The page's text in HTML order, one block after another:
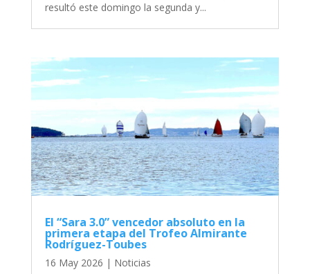
resultó este domingo la segunda y...
El “Sara 3.0” vencedor absoluto en la
primera etapa del Trofeo Almirante
Rodríguez-Toubes
16 May 2026 | Noticias